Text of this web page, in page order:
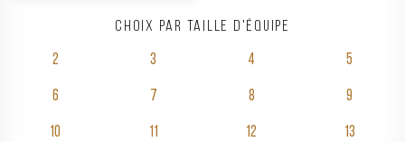
Choix par taille d'équipe
2 3 4 5
6 7 8 9
10 11 12 13